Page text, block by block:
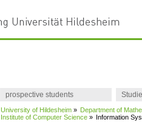
prospective students
University of Hildesheim » Department of
Institute of Computer Science » Information